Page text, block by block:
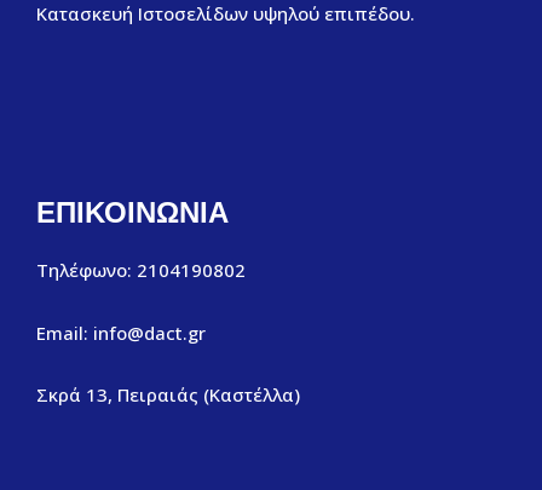
Κατασκευή Ιστοσελίδων υψηλού επιπέδου.
ΕΠΙΚΟΙΝΩΝΙΑ
Τηλέφωνο: 2104190802
Email: info@dact.gr
Σκρά 13, Πειραιάς (Καστέλλα)